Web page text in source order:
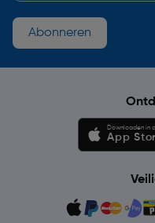
Abonneren
Downloaden in
App